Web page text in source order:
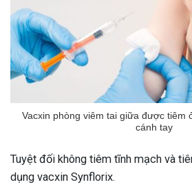
Vacxin phòng viêm tai giữa được tiêm
cánh tay
Tuyệt đối không tiêm tĩnh mạch và
dụng vacxin Synflorix.